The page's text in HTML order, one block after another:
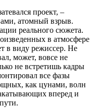
проект, –
атомный взрыв.
реального сюжета.
в атмосфере
в виду режиссер. Не
может, вовсе не
не встретишь кадры
все фазы
как цунами, волн
вперед и